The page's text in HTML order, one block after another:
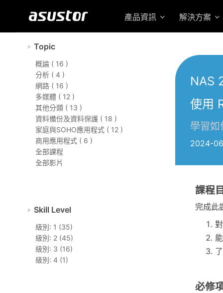
產品資訊 解決方案
Topic
概論 ( 16 )
分析 ( 4 )
網路 ( 16 )
多媒體 ( 12 )
其他分類 ( 13 )
資料備份及資料保護 ( 18 )
家庭與SOHO應用程式 ( 12 )
商用應用程式 ( 6 )
全部課程
全部影片
Skill Level
級別: 1 (35)
級別: 2 (45)
級別: 3 (16)
級別: 4 (1)
NAS
使用
學習
2024-
課程
完成此
必修